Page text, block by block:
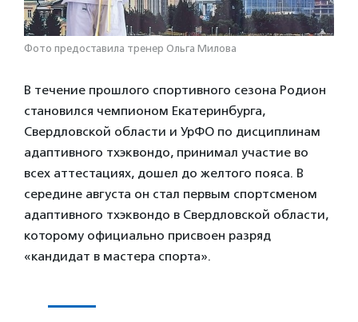
Фото предоставила тренер Ольга Милова
В течение прошлого спортивного сезона Родион
становился чемпионом Екатеринбурга,
Свердловской области и УрФО по дисциплинам
адаптивного тхэквондо, принимал участие во
всех аттестациях, дошел до желтого пояса. В
середине августа он стал первым спортсменом
адаптивного тхэквондо в Свердловской области,
которому официально присвоен разряд
«кандидат в мастера спорта».